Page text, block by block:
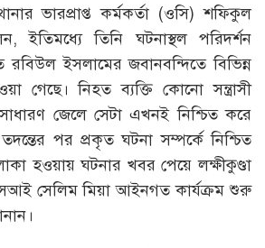
ভারপ্রাপ্ত কর্মকর্তা (ওসি) শফিকুল
ইতিমধ্যে তিনি ঘটনাস্থল পরিদর্শন
ইসলামের জবানবন্দিতে বিভিন্ন
গেছে। নিহত ব্যক্তি কোনো সন্ত্রাসী
জেলে সেটা এখনই নিশ্চিত করে
পর প্রকৃত ঘটনা সম্পর্কে নিশ্চিত
হওয়ায় ঘটনার খবর পেয়ে লক্ষীকুণ্ডা
সেলিম মিয়া আইনগত কার্যক্রম শুরু